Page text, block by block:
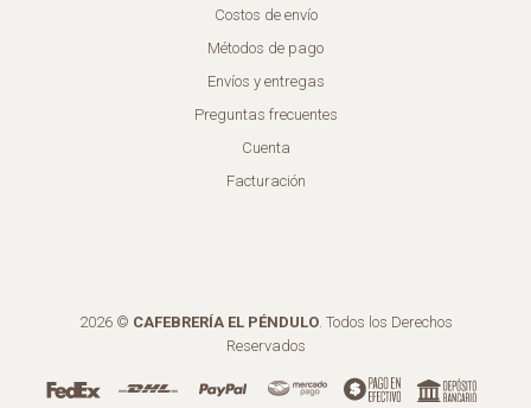
Costos de envío
Métodos de pago
Envíos y entregas
Preguntas frecuentes
Cuenta
Facturación
2026 © CAFEBRERÍA EL PÉNDULO. Todos los Derechos
Reservados